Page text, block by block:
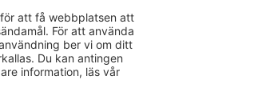
Copyright Hushållningssällskapens Förbund 2026